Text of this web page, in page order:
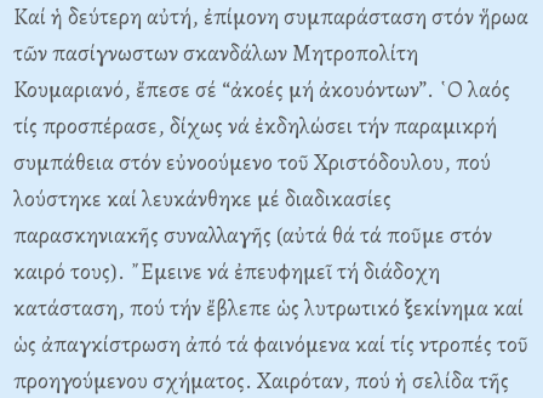
Καί ἡ δεύτερη αὐτή, ἐπίμονη συμπαράσταση στόν ἥρωα
τῶν πασίγνωστων σκανδάλων Μητροπολίτη
Κουμαριανό, ἔπεσε σέ “ἀκοές μή ἀκουόντων”. ῾Ο λαός
τίς προσπέρασε, δίχως νά ἐκδηλώσει τήν παραμικρή
συμπάθεια στόν εὐνοούμενο τοῦ Χριστόδουλου, πού
λούστηκε καί λευκάνθηκε μέ διαδικασίες
παρασκηνιακῆς συναλλαγῆς (αὐτά θά τά ποῦμε στόν
καιρό τους). ῎Εμεινε νά ἐπευφημεῖ τή διάδοχη
κατάσταση, πού τήν ἔβλεπε ὡς λυτρωτικό ξεκίνημα καί
ὡς ἀπαγκίστρωση ἀπό τά φαινόμενα καί τίς ντροπές τοῦ
προηγούμενου σχήματος. Χαιρόταν, πού ἡ σελίδα τῆς